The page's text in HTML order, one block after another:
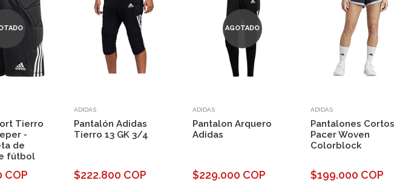
Tierro
-
de
fútbol
COP
ADIDAS
Pantalón Adidas
Tierro 13 GK 3/4
$222.800 COP
AGOTADO
ADIDAS
Pantalon Arquero
Adidas
$229.000 COP
ADIDAS
Pantalones Cortos
Pacer Woven
Colorblock
$199.000 COP